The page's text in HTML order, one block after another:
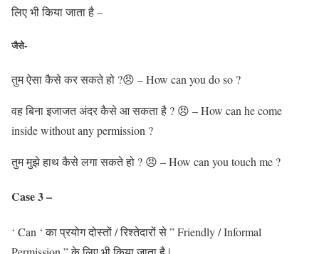
लिए भी किया जाता है –
जैसे-
तुम ऐसा कैसे कर सकते हो ?😠 – How can you do so ?
वह बिना इजाजत अंदर कैसे आ सकता है ? 😠 – How can he come
inside without any permission ?
तुम मुझे हाथ कैसे लगा सकते हो ? 😠 – How can you touch me ?
Case 3 –
‘ Can ‘ का प्रयोग दोस्तों / रिश्तेदारों से ” Friendly / Informal